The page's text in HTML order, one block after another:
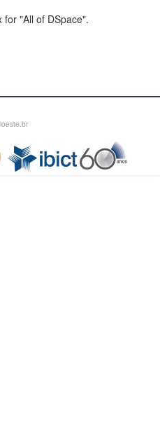
"All of DSpace".